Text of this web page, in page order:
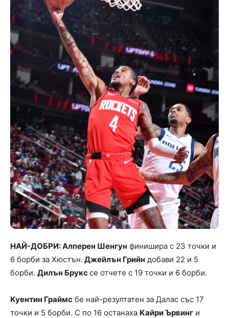
НАЙ-ДОБРИ: Алперен Шенгун финишира с 23 точки и
6 борби за Хюстън. Джейлън Грийн добави 22 и 5
борби. Дилън Брукссе отчете с 19 точки и 6 борби.
Куентин Граймс бе най-резултатен за Далас със 17
точки и 5 борби. С по 16 останаха Кайри Ървинг и